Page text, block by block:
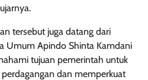
tersebut juga datang dari
Umum Apindo Shinta Kamdani
tujuan pemerintah untuk
dan memperkuat